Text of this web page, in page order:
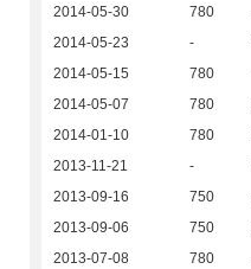
2014-05-30
780
2014-05-23
-
2014-05-15
780
2014-05-07
780
2014-01-10
780
2013-11-21
-
2013-09-16
750
2013-09-06
750
2013-07-08
780